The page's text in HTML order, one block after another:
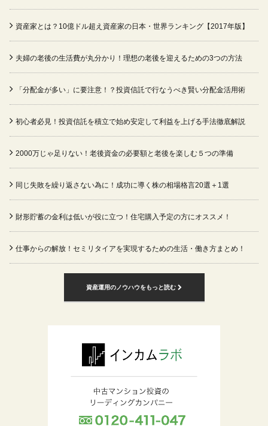
資産家とは？10億ドル超え資産家の日本・世界ランキング【2017年版】
夫婦の老後の生活費が丸分かり！理想の老後を迎えるための3つの方法
「分配金が多い」に要注意！？投資信託で行なうべき賢い分配金活用術
初心者必見！投資信託を積立で始め安定して利益を上げる手法徹底解説
2000万じゃ足りない！老後資金の必要額と老後を楽しむ５つの準備
同じ失敗を繰り返さない為に！成功に導く株の相場格言20選＋1選
財形貯蓄の金利は低いが役に立つ！住宅購入予定の方にオススメ！
仕事からの解放！セミリタイアを実現するための生活・働き方まとめ！
資産運用のノウハウをもっと読む